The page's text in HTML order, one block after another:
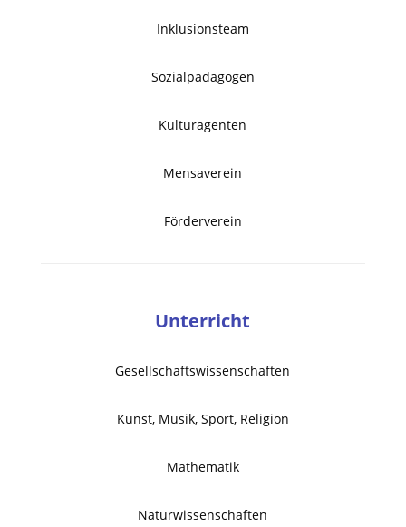
Inklusionsteam
Sozialpädagogen
Kulturagenten
Mensaverein
Förderverein
Unterricht
Gesellschaftswissenschaften
Kunst, Musik, Sport, Religion
Mathematik
Naturwissenschaften